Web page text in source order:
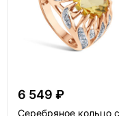
6 549 ₽
Серебряное кольцо с